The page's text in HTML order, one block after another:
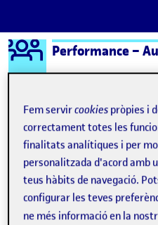
Saltar al contingut
Logo Ágora
Performance –
Semestre 20242 - Aula 1 El
El invento o
excelencia
Fem servircookies pròpies i
correctament totes les
finalitats analítiques i per
personalitzada d'acord amb
teus hàbits de navegació.
configurar les teves
ne més informació en la